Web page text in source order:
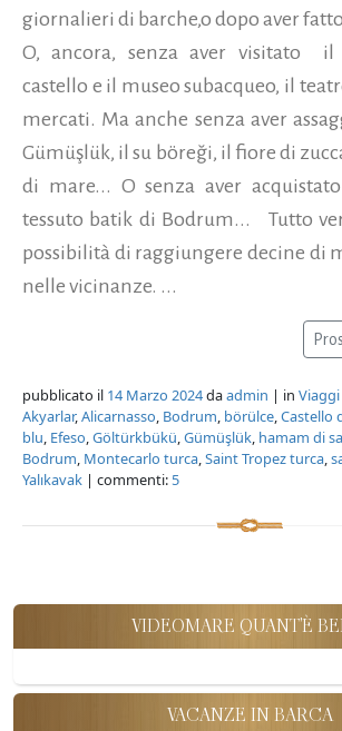
giornalieri di barche,o dopo aver
O, ancora, senza aver visitato il
castello e il museo subacqueo, il
mercati. Ma anche senza aver
Gümüşlük, il su böreği, il fiore di
di mare... O senza aver
tessuto batik di Bodrum... Tutto
possibilità di raggiungere decine di
nelle vicinanze. ...
pubblicato il 14 Marzo 2024daadmin | in
Akyarlar,Alicarnasso, Bodrum, börülce,Castello
blu, Efeso,Göltürkbükü,Gümüşlük, hamam di
Bodrum, Montecarlo turca,Saint Tropez turca,
Yalıkavak | commenti: 5
VIDEOMARE QUANT'È
VACANZE IN BARCA